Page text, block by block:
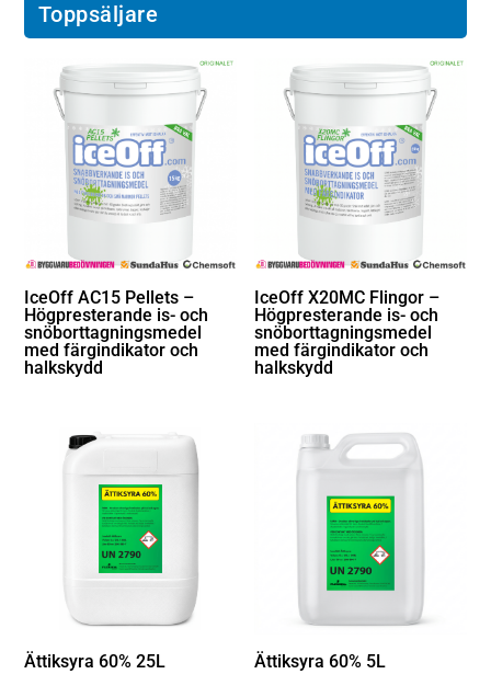
Toppsäljare
IceOff AC15 Pellets –
Högpresterande is- och
snöborttagningsmedel
med färgindikator och
halkskydd
IceOff X20MC Flingor –
Högpresterande is- och
snöborttagningsmedel
med färgindikator och
halkskydd
Ättiksyra 60% 25L Ättiksyra 60% 5L